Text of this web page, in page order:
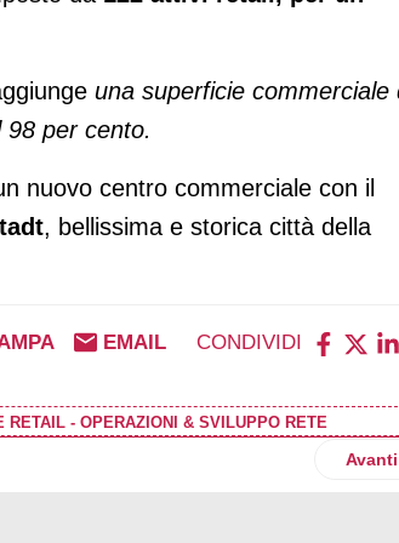
una superficie commerciale
per cento.
nuovo centro commerciale con il
, bellissima e storica città della
EMAIL CONDIVIDI
RETAIL - OPERAZIONI & SVILUPPO RETE
passa a Cvc Capital Partners Avanti